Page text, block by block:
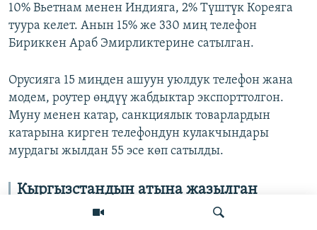
10% Вьетнам менен Индияга, 2% Түштүк Кореяга
туура келет. Анын 15% же 330 миң телефон
Бириккен Араб Эмирликтерине сатылган.
Орусияга 15 миңден ашуун уюлдук телефон жана
модем, роутер өңдүү жабдыктар экспорттолгон.
Муну менен катар, санкциялык товарлардын
катарына кирген телефондун кулакчындары
мурдагы жылдан 55 эсе көп сатылды.
Кыргызстандын атына жазылган